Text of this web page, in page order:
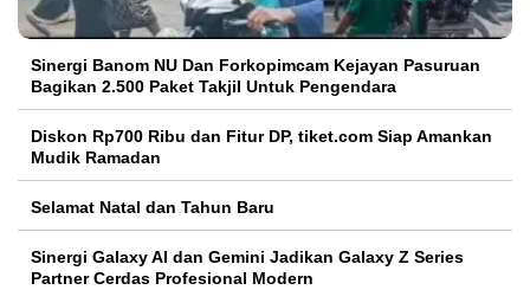
Sinergi Banom NU Dan Forkopimcam Kejayan Pasuruan
Bagikan 2.500 Paket Takjil Untuk Pengendara
Diskon Rp700 Ribu dan Fitur DP, tiket.com Siap Amankan
Mudik Ramadan
Selamat Natal dan Tahun Baru
Sinergi Galaxy AI dan Gemini Jadikan Galaxy Z Series
Partner Cerdas Profesional Modern